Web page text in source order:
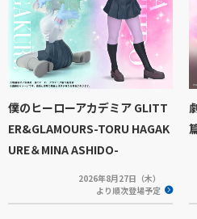
僕のヒーローアカデミア GLITT
ER&GLAMOURS-TORU HAGAK
URE＆MINA ASHIDO-
2026年8月27日（木）
より順次登場予定